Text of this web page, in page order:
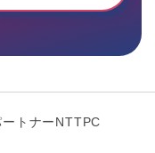
トナーNTTPC